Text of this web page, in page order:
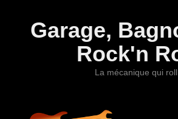
Garage,
Rock'n
La mécanique qui roll